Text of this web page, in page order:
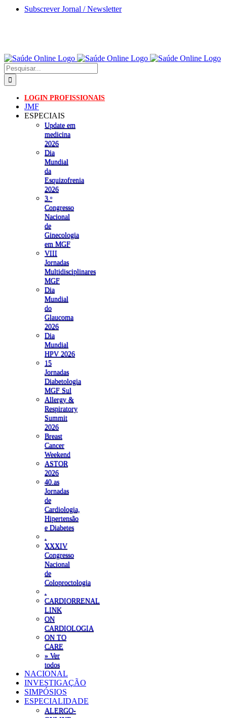
Skip
Subscrever Jornal / Newsletter
Pesquisar
LOGIN PROFISSIONAIS
JMF
ESPECIAIS
Update em
medicina
2026
Dia
Mundial
da
Esquizofrenia
2026
3.ᵒ
Congresso
Nacional
de
Ginecologia
em MGF
VIII
Jornadas
Multidisciplinares
MGF
Dia
Mundial
do
Glaucoma
2026
Dia
Mundial
HPV 2026
15
Jornadas
Diabetologia
MGF Sul
Allergy &
Respiratory
Summit
2026
Breast
Cancer
Weekend
ASTOR
2026
40.as
Jornadas
de
Cardiologia,
Hipertensão
e Diabetes
XXXIV
Congresso
Nacional
de
Coloproctologia
CARDIORRENAL
LINK
ON
CARDIOLOGIA
ON TO
CARE
» Ver
todos
NACIONAL
INVESTIGAÇÃO
SIMPÓSIOS
ESPECIALIDADE
ALERGO-